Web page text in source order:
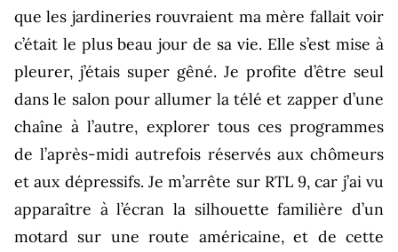
que les jardineries rouvraient ma mère fallait voir
c’était le plus beau jour de sa vie. Elle s’est mise à
pleurer, j’étais super gêné. Je profite d’être seul
dans le salon pour allumer la télé et zapper d’une
chaîne à l’autre, explorer tous ces programmes
de l’après-midi autrefois réservés aux chômeurs
et aux dépressifs. Je m’arrête sur RTL 9, car j’ai vu
apparaître à l’écran la silhouette familière d’un
motard sur une route américaine, et de cette